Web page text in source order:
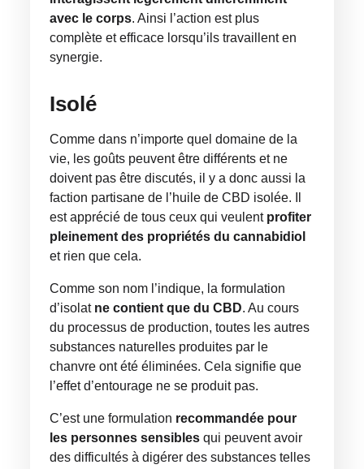
avec le corps. Ainsi l’action est plus
complète et efficace lorsqu’ils travaillent en
synergie.
Isolé
Comme dans n’importe quel domaine de la
vie, les goûts peuvent être différents et ne
doivent pas être discutés, il y a donc aussi la
faction partisane de l’huile de CBD isolée. Il
est apprécié de tous ceux qui veulent profiter
pleinement des propriétés du cannabidiol
et rien que cela.
Comme son nom l’indique, la formulation
d’isolat ne contient que du CBD. Au cours
du processus de production, toutes les autres
substances naturelles produites par le
chanvre ont été éliminées. Cela signifie que
l’effet d’entourage ne se produit pas.
C’est une formulation recommandée pour
les personnes sensibles qui peuvent avoir
des difficultés à digérer des substances telles